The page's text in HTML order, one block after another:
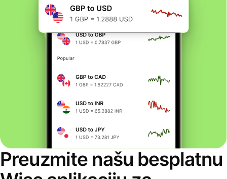
Preuzmite našu besplatnu